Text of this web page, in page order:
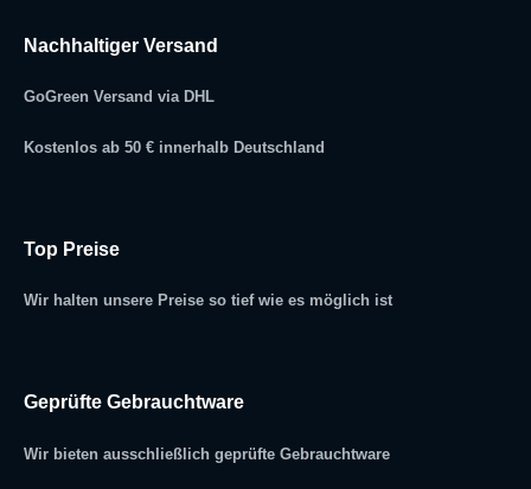
Nachhaltiger Versand
GoGreen Versand via DHL
Kostenlos ab 50 € innerhalb Deutschland
Top Preise
Wir halten unsere Preise so tief wie es möglich ist
Geprüfte Gebrauchtware
Wir bieten ausschließlich geprüfte Gebrauchtware